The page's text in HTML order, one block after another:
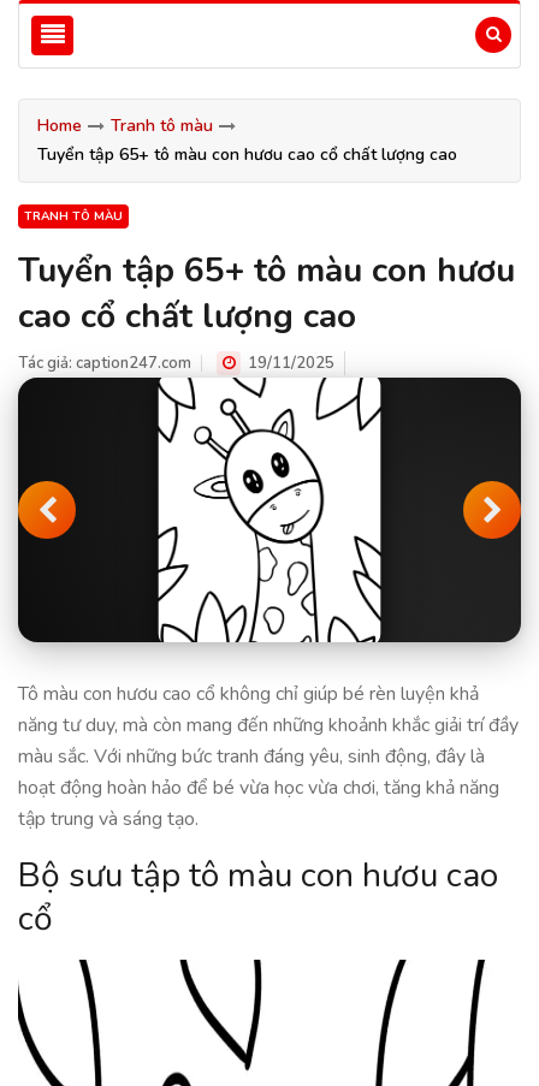
Home
Tranh tô màu
Tuyển tập 65+ tô màu con hươu cao cổ chất lượng cao
TRANH TÔ MÀU
Tuyển tập 65+ tô màu con hươu
cao cổ chất lượng cao
Tác giả: caption247.com 19/11/2025
Tô màu con hươu cao cổ không chỉ giúp bé rèn luyện khả
năng tư duy, mà còn mang đến những khoảnh khắc giải trí đầy
màu sắc. Với những bức tranh đáng yêu, sinh động, đây là
hoạt động hoàn hảo để bé vừa học vừa chơi, tăng khả năng
tập trung và sáng tạo.
Bộ sưu tập tô màu con hươu cao
cổ